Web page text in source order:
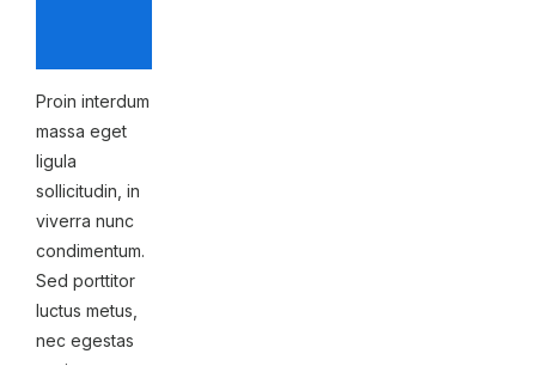
Proin interdum
massa eget
ligula
sollicitudin, in
viverra nunc
condimentum.
Sed porttitor
luctus metus,
nec egestas